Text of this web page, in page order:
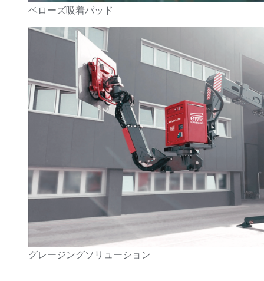
ベローズ吸着パッド
グレージングソリューション